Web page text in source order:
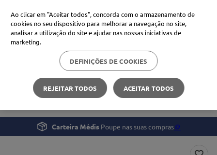
Procure no Marketplace Médis
Pesquisas mais comuns
xiaomi
4º cerave
Beleza e Cuidado pessoal
Clarins Joli Rouge Estojo de Batom Reutilizável
Carteira Médis Poupe nas suas compras🪙
Ao clicar em "Aceitar todos", concorda com o armazenamento de
cookies no seu dispositivo para melhorar a navegação no site,
analisar a utilização do site e ajudar nas nossas iniciativas de
marketing.
DEFINIÇÕES DE COOKIES
REJEITAR TODOS ACEITAR TODOS